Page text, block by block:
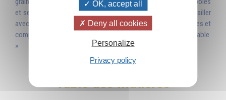
et se manifeste à travers eux. Pour pénétrer la vie, il faut travailler
avec les symboles et, inversement, pour découvrir les symboles et
comprendre tout ce qu'ils contiennent, il faut vivre la vie véritable.
»
Table des matières
OK, accept all
Deny all cookies
Personalize
Privacy policy